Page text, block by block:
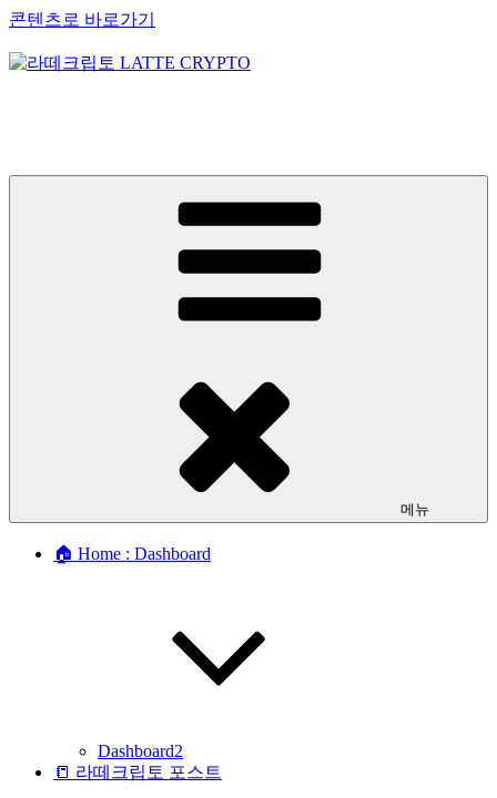
콘텐츠로 바로가기
메뉴
🏠 Home : Dashboard
Dashboard2
📒 라떼크립토 포스트